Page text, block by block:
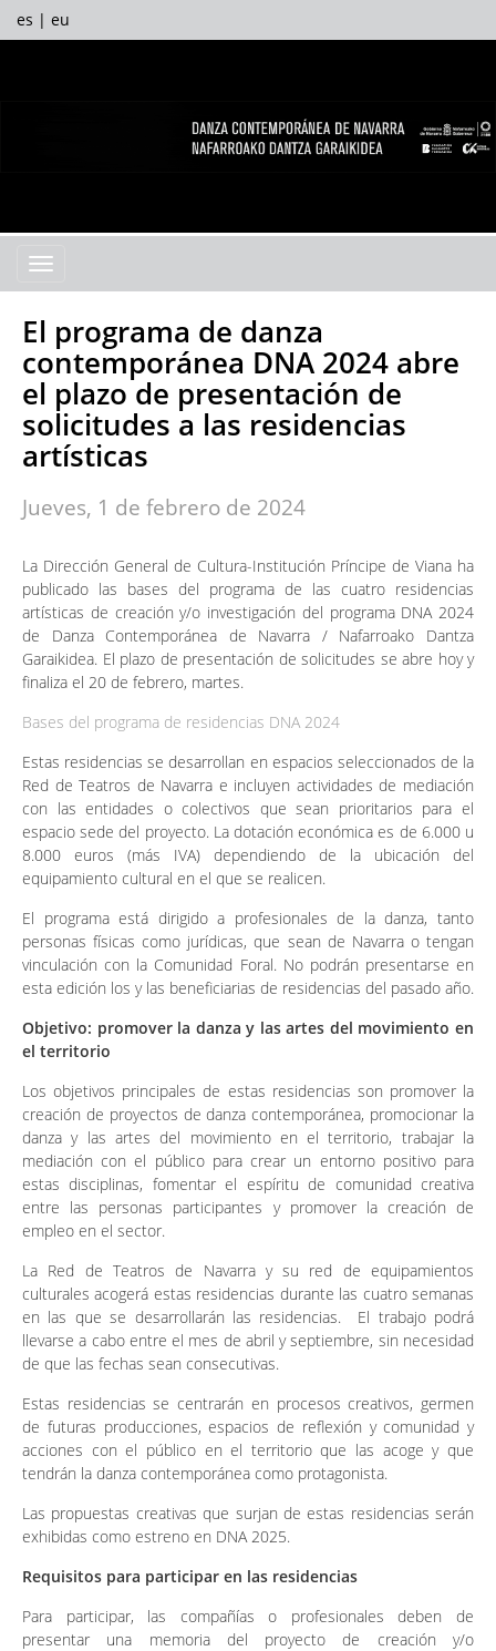
es | eu
Menú
El programa de danza
contemporánea DNA 2024 abre
el plazo de presentación de
solicitudes a las residencias
artísticas
Jueves, 1 de febrero de 2024
La Dirección General de Cultura-Institución Príncipe de Viana ha
publicado las bases del programa de las cuatro residencias
artísticas de creación y/o investigación del programa DNA 2024
de Danza Contemporánea de Navarra / Nafarroako Dantza
Garaikidea. El plazo de presentación de solicitudes se abre hoy y
finaliza el 20 de febrero, martes.
Bases del programa de residencias DNA 2024
Estas residencias se desarrollan en espacios seleccionados de la
Red de Teatros de Navarra e incluyen actividades de mediación
con las entidades o colectivos que sean prioritarios para el
espacio sede del proyecto. La dotación económica es de 6.000 u
8.000 euros (más IVA) dependiendo de la ubicación del
equipamiento cultural en el que se realicen.
El programa está dirigido a profesionales de la danza, tanto
personas físicas como jurídicas, que sean de Navarra o tengan
vinculación con la Comunidad Foral. No podrán presentarse en
esta edición los y las beneficiarias de residencias del pasado año.
Objetivo: promover la danza y las artes del movimiento en
el territorio
Los objetivos principales de estas residencias son promover la
creación de proyectos de danza contemporánea, promocionar la
danza y las artes del movimiento en el territorio, trabajar la
mediación con el público para crear un entorno positivo para
estas disciplinas, fomentar el espíritu de comunidad creativa
entre las personas participantes y promover la creación de
empleo en el sector.
La Red de Teatros de Navarra y su red de equipamientos
culturales acogerá estas residencias durante las cuatro semanas
en las que se desarrollarán las residencias. El trabajo podrá
llevarse a cabo entre el mes de abril y septiembre, sin necesidad
de que las fechas sean consecutivas.
Estas residencias se centrarán en procesos creativos, germen
de futuras producciones, espacios de reflexión y comunidad y
acciones con el público en el territorio que las acoge y que
tendrán la danza contemporánea como protagonista.
Las propuestas creativas que surjan de estas residencias serán
exhibidas como estreno en DNA 2025.
Requisitos para participar en las residencias
Para participar, las compañías o profesionales deben de
presentar una memoria del proyecto de creación y/o